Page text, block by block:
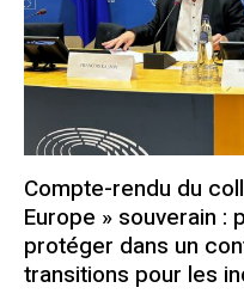
Compte-rendu du
Europe » souverain :
protéger dans un
transitions pour les